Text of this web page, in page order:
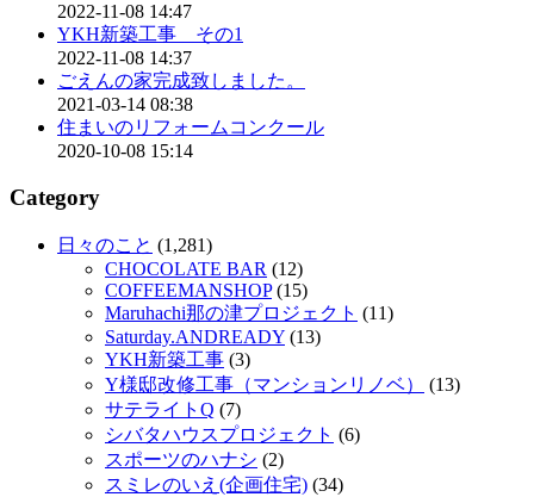
2022-11-08 14:47
YKH新築工事 その1
2022-11-08 14:37
ごえんの家完成致しました。
2021-03-14 08:38
住まいのリフォームコンクール
2020-10-08 15:14
Category
日々のこと (1,281)
CHOCOLATE BAR (12)
COFFEEMANSHOP(15)
Maruhachi那の津プロジェクト (11)
Saturday.ANDREADY (13)
YKH新築工事 (3)
Y様邸改修工事（マンションリノベ）
(13)
サテライトQ (7)
シバタハウスプロジェクト (6)
スポーツのハナシ (2)
スミレのいえ(企画住宅) (34)